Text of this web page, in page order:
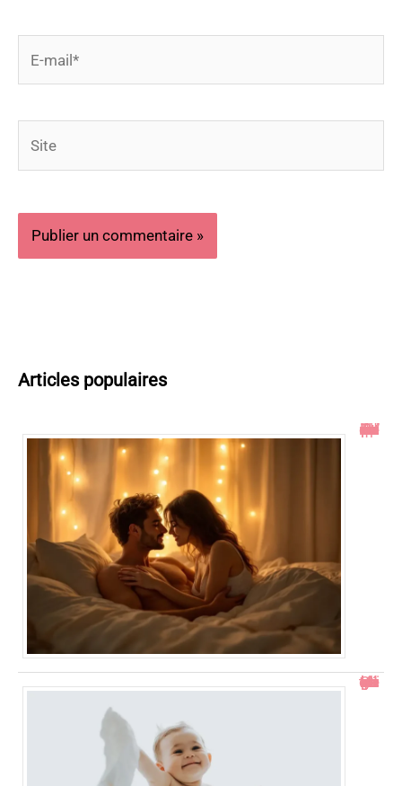
mail*
Articles populaires
Toucher le col de l’utérus pendant un rapport : ce qu’il faut savoir
Comment gérer un bébé qui se retourne pendant le change ?